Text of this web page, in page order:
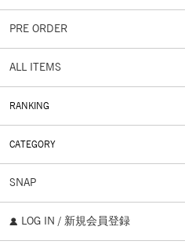
PRE ORDER
ALL ITEMS
RANKING
CATEGORY
SNAP
LOG IN / 新規会員登録